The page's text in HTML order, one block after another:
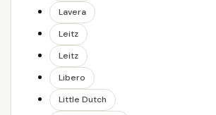
Lavera
Leitz
Leitz
Libero
Little Dutch